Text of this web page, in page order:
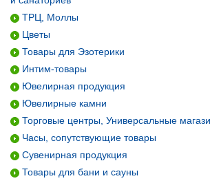
ТРЦ, Моллы
Цветы
Товары для Эзотерики
Интим-товары
Ювелирная продукция
Ювелирные камни
Торговые центры, Универсальные
Часы, сопутствующие товары
Сувенирная продукция
Товары для бани и сауны